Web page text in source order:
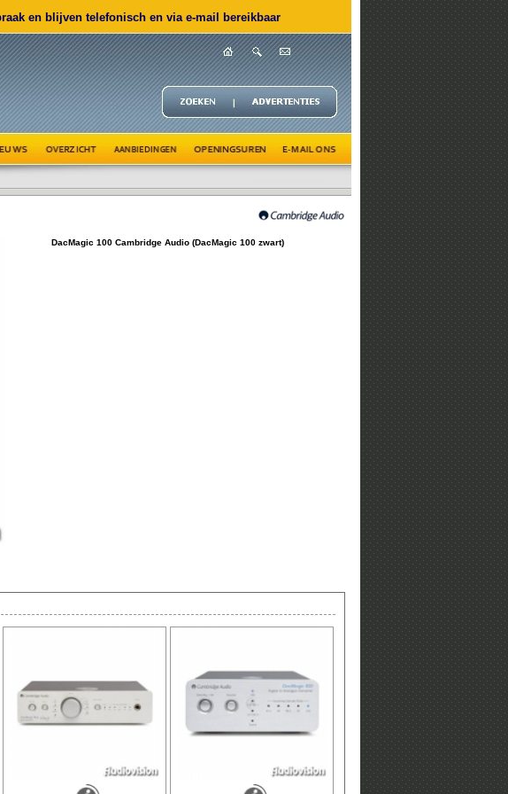
en blijven telefonisch en via e-mail bereikbaar
DacMagic 100 Cambridge Audio (DacMagic 100 zwart)